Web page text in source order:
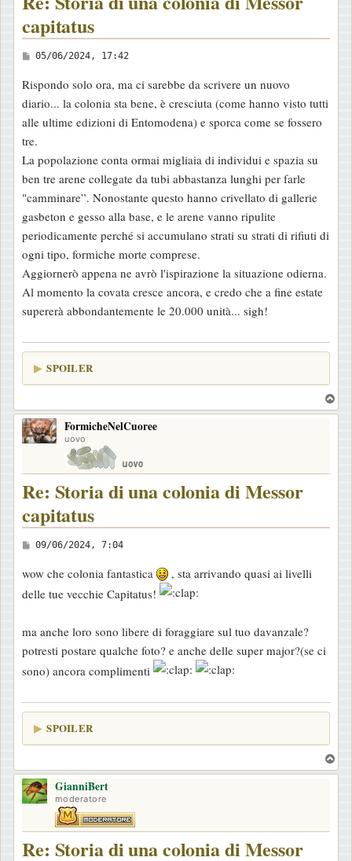
capitatus
M
s
s
a
g
g
i
o
05/06/2024, 17:42
Rispondo solo ora, ma ci sarebbe da scrivere un nuovo
diario... la colonia sta bene, è cresciuta (come hanno visto tutti
alle ultime edizioni di Entomodena) e sporca come se fossero
tre.
La popolazione conta ormai migliaia di individui e spazia su
ben tre arene collegate da tubi abbastanza lunghi per farle
"camminare”. Nonostante questo hanno crivellato di gallerie
gasbeton e gesso alla base, e le arene vanno ripulite
periodicamente perché si accumulano strati su strati di rifiuti di
ogni tipo, formiche morte comprese.
Aggiornerò appena ne avrò l'ispirazione la situazione odierna.
Al momento la covata cresce ancora, e credo che a fine estate
supererà abbondantemente le 20.000 unità... sigh!
SPOILER
o
FormicheNelCuoree
uovo
Re: Storia di una colonia di Messor
capitatus
M
s
s
g
g
i
09/06/2024, 7:04
wow che colonia fantastica
, sta arrivando quasi ai livelli
delle tue vecchie Capitatus!
ma anche loro sono libere di foraggiare sul tuo davanzale?
potresti postare qualche foto? e anche delle super major?(se ci
sono) ancora complimenti
SPOILER
o
GianniBert
moderatore
Re: Storia di una colonia di Messor